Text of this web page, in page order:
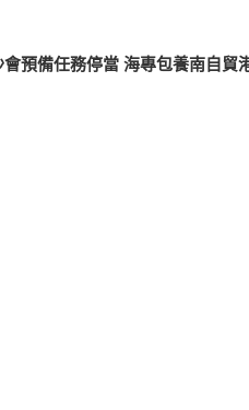
預備任務停當 海專包養南自貿